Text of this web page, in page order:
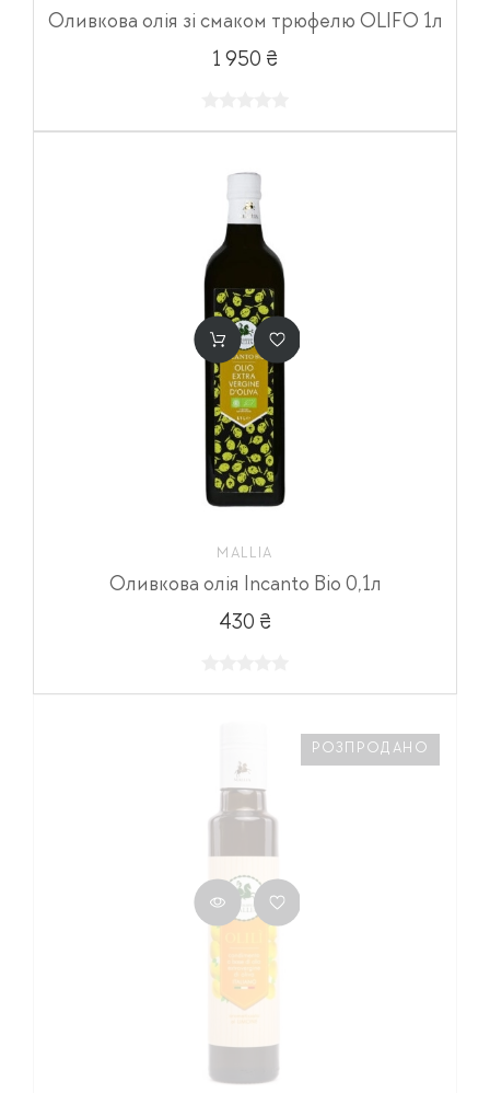
Оливкова олія зі смаком трюфелю OLIFO 1л
1 950 ₴
MALLIA
Оливкова олія Incanto Bio 0,1л
430 ₴
РОЗПРОДАНО